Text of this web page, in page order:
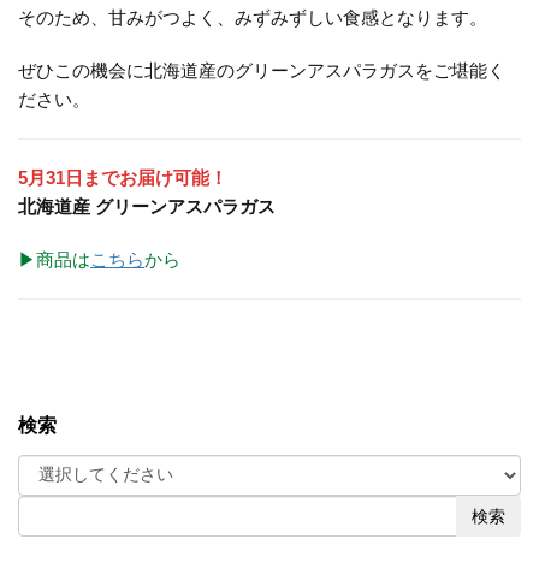
そのため、甘みがつよく、みずみずしい食感となります。
ぜひこの機会に北海道産のグリーンアスパラガスをご堪能く
ださい。
5月31日までお届け可能！
北海道産 グリーンアスパラガス
▶商品はこちらから
検索
検索